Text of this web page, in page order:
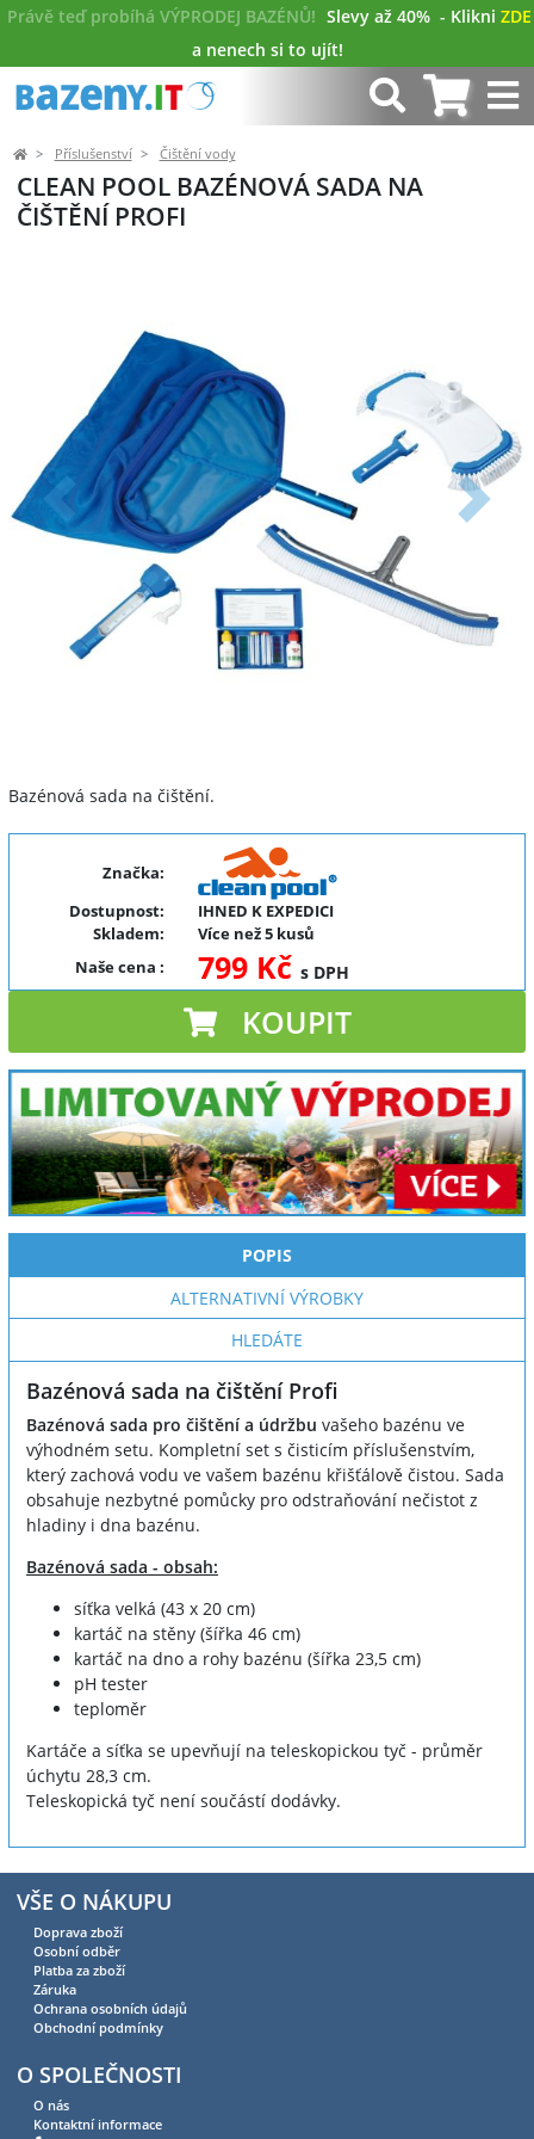
Právě teď probíhá VÝPRODEJ BAZÉNŮ! Slevy až 40% - Klikni ZDE
a nenech si to ujít!
Příslušenství Čištění vody
CLEAN POOL BAZÉNOVÁ SADA NA
ČIŠTĚNÍ PROFI
Předchozí Další
Bazénová sada na čištění.
Značka:
Dostupnost:
IHNED K EXPEDICI
Skladem:
Více než 5 kusů
Naše cena : 799 Kč s DPH
KOUPIT
POPIS
ALTERNATIVNÍ VÝROBKY
HLEDÁTE
Bazénová sada na čištění Profi
Bazénová sada pro čištění a údržbu vašeho bazénu ve
výhodném setu. Kompletní set s čisticím příslušenstvím,
který zachová vodu ve vašem bazénu křišťálově čistou. Sada
obsahuje nezbytné pomůcky pro odstraňování nečistot z
hladiny i dna bazénu.
Bazénová sada - obsah:
síťka velká (43 x 20 cm)
kartáč na stěny (šířka 46 cm)
kartáč na dno a rohy bazénu (šířka 23,5 cm)
pH tester
teploměr
Kartáče a síťka se upevňují na teleskopickou tyč - průměr
úchytu 28,3 cm.
Teleskopická tyč není součástí dodávky.
VŠE O NÁKUPU
Doprava zboží
Osobní odběr
Platba za zboží
Záruka
Ochrana osobních údajů
Obchodní podmínky
O SPOLEČNOSTI
O nás
Kontaktní informace